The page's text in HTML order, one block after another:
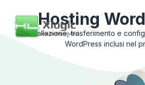
Hosting
Installazione, trasferimento e
WordPress inclusi nel